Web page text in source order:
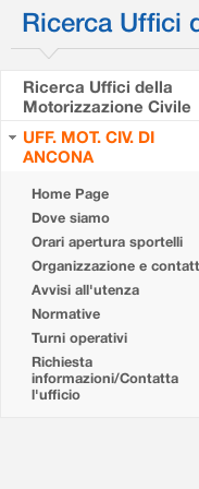
Ricerca Uffici
Ricerca Uffici della
Motorizzazione Civile
UFF. MOT. CIV. DI
ANCONA
Home Page
Dove siamo
Orari apertura sportelli
Organizzazione e
Avvisi all'utenza
Normative
Turni operativi
Richiesta
informazioni/Contatta
l'ufficio